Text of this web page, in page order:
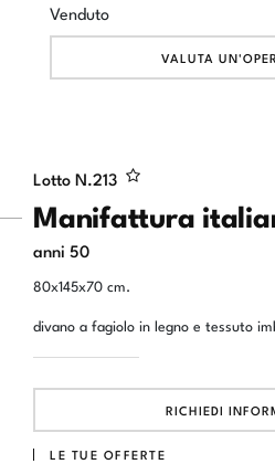
Lotto N.213
Manifattura
anni 50
80x145x70 cm.
divano a fagiolo in legno e tessuto
RICHIEDI
LE TUE OFFERTE
Venduto
VALUTA